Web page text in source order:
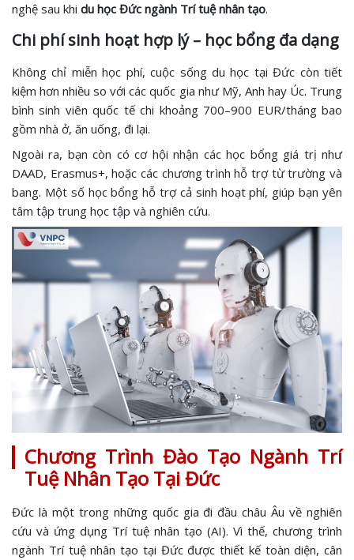
nghệ sau khi du học Đức ngành Trí tuệ nhân tạo.
Chi phí sinh hoạt hợp lý – học bổng đa dạng
Không chỉ miễn học phí, cuộc sống du học tại Đức còn tiết
kiệm hơn nhiều so với các quốc gia như Mỹ, Anh hay Úc. Trung
bình sinh viên quốc tế chi khoảng 700–900 EUR/tháng bao
gồm nhà ở, ăn uống, đi lại.
Ngoài ra, bạn còn có cơ hội nhận các học bổng giá trị như
DAAD, Erasmus+, hoặc các chương trình hỗ trợ từ trường và
bang. Một số học bổng hỗ trợ cả sinh hoạt phí, giúp bạn yên
tâm tập trung học tập và nghiên cứu.
Chương Trình Đào Tạo Ngành Trí
Tuệ Nhân Tạo Tại Đức
Đức là một trong những quốc gia đi đầu châu Âu về nghiên
cứu và ứng dụng Trí tuệ nhân tạo (AI). Vì thế, chương trình
ngành Trí tuệ nhân tạo tại Đức được thiết kế toàn diện, cân